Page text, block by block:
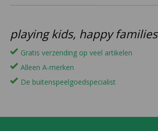
playing kids, happy families
Gratis verzending op veel artikelen
Alleen A-merken
De buitenspeelgoedspecialist